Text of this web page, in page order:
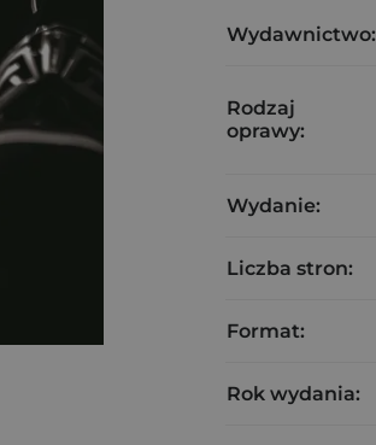
Wydawnictwo:
Rodzaj
oprawy:
Wydanie:
Liczba stron:
Format:
Rok wydania: